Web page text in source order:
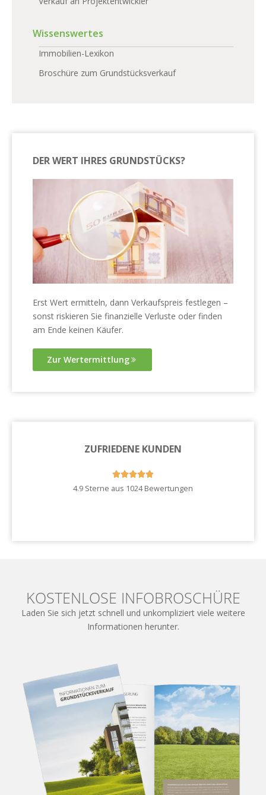
Wissenswertes
Immobilien-Lexikon
Broschüre zum Grundstücksverkauf
DER WERT IHRES GRUNDSTÜCKS?
Erst Wert ermitteln, dann Verkaufspreis festlegen –
sonst riskieren Sie finanzielle Verluste oder finden
am Ende keinen Käufer.
Zur Wertermittlung
ZUFRIEDENE KUNDEN

4.9 Sterne aus 1024 Bewertungen
KOSTENLOSE INFOBROSCHÜRE
Laden Sie sich jetzt schnell und unkompliziert viele weitere
Informationen herunter.